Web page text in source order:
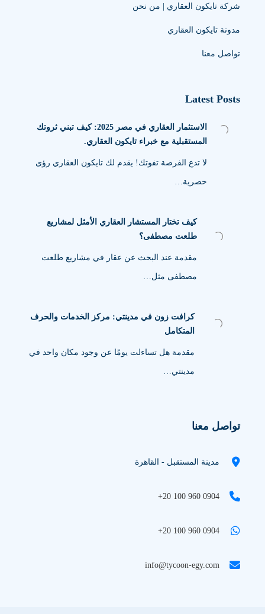
شركة تايكون العقاري | من نحن
مدونة تايكون العقاري
تواصل معنا
Latest Posts
الاستثمار العقاري في مصر 2025: كيف تبني ثروتك
المستقبلية مع خبراء تايكون العقاري.
لا تدع الفرصة تفوتك! يقدم لك تايكون العقاري رؤى
حصرية…
كيف تختار المستشار العقاري الأمثل لمشاريع
طلعت مصطفى؟
مقدمة عند البحث عن عقار في مشاريع طلعت
مصطفى مثل…
كرافت زون في مدينتي: مركز الخدمات والحرف
المتكامل
مقدمة هل تساءلت يومًا عن وجود مكان واحد في
مدينتي…
تواصل معنا
مدينة المستقبل - القاهرة
+20 100 960 0904
+20 100 960 0904
info@tycoon-egy.com